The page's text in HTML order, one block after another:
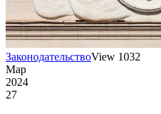
ЗаконодательствоView 1032
Мар
2024
27